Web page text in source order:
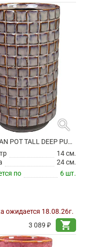
search
ВАЗА STIAN POT TALL DEEP PURPLE
14 см.
24 см.
по
6 шт.
ожидается 18.08.26г.
3 089 ₽
shopping_cart